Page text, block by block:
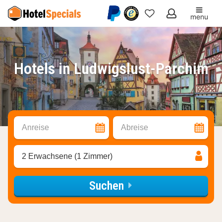
Meine
Favoriten
menu
Hotels in Ludwigslust-Parchim
Anreise Abreise
2 Erwachsene (1 Zimmer)
Suchen